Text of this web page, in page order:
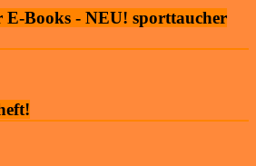
Books - NEU! sporttaucher